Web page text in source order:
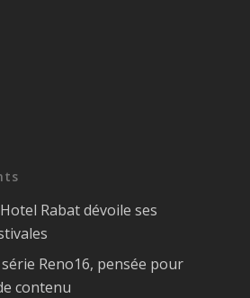
Rabat dévoile ses
série Reno16, pensée pour
contenu